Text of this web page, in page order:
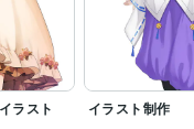
ング
モデリング
学)
2013年8月 ~ 2017年5
ラスト イラスト制作